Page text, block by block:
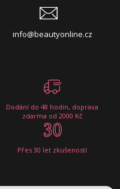
info@beautyonline.cz
Dodání do 48 hodin, doprava
zdarma od 2000 Kč
Přes 30 let zkušeností